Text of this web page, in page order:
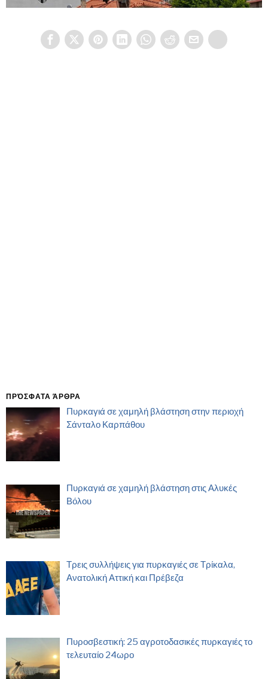
ΠΡΌΣΦΑΤΑ ΆΡΘΡΑ
Πυρκαγιά σε χαμηλή βλάστηση στην περιοχή
Σάνταλο Καρπάθου
Πυρκαγιά σε χαμηλή βλάστηση στις Αλυκές
Βόλου
Τρεις συλλήψεις για πυρκαγιές σε Τρίκαλα,
Ανατολική Αττική και Πρέβεζα
Πυροσβεστική: 25 αγροτοδασικές πυρκαγιές το
τελευταίο 24ωρο